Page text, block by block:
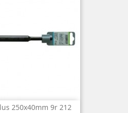
250x40mm 9r 212